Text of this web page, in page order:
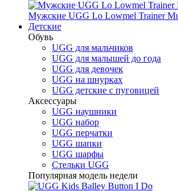
Мужские UGG Lo Lowmel Trainer
Детские
Обувь
UGG для мальчиков
UGG для малышей до года
UGG для девочек
UGG на шнурках
UGG детские с пуговицей
Аксессуары
UGG наушники
UGG набор
UGG перчатки
UGG шапки
UGG шарфы
Стельки UGG
Популярная модель недели